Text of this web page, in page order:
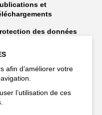
et
des données
afin d’améliorer votre
l’utilisation de ces